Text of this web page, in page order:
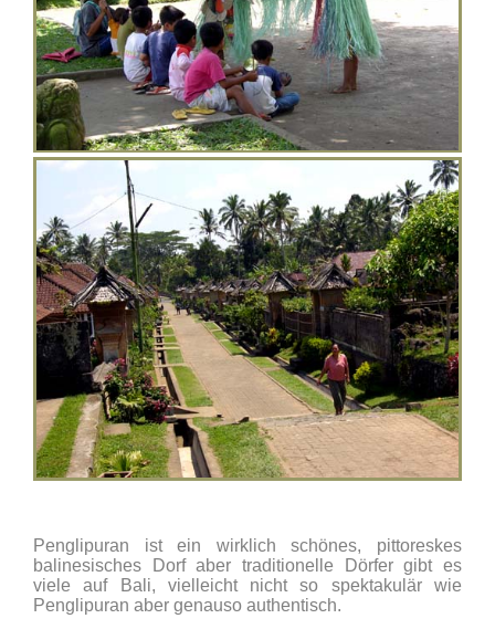
Penglipuran ist ein wirklich schönes, pittoreskes
balinesisches Dorf aber traditionelle Dörfer gibt es
viele auf Bali, vielleicht nicht so spektakulär wie
Penglipuran aber genauso authentisch.